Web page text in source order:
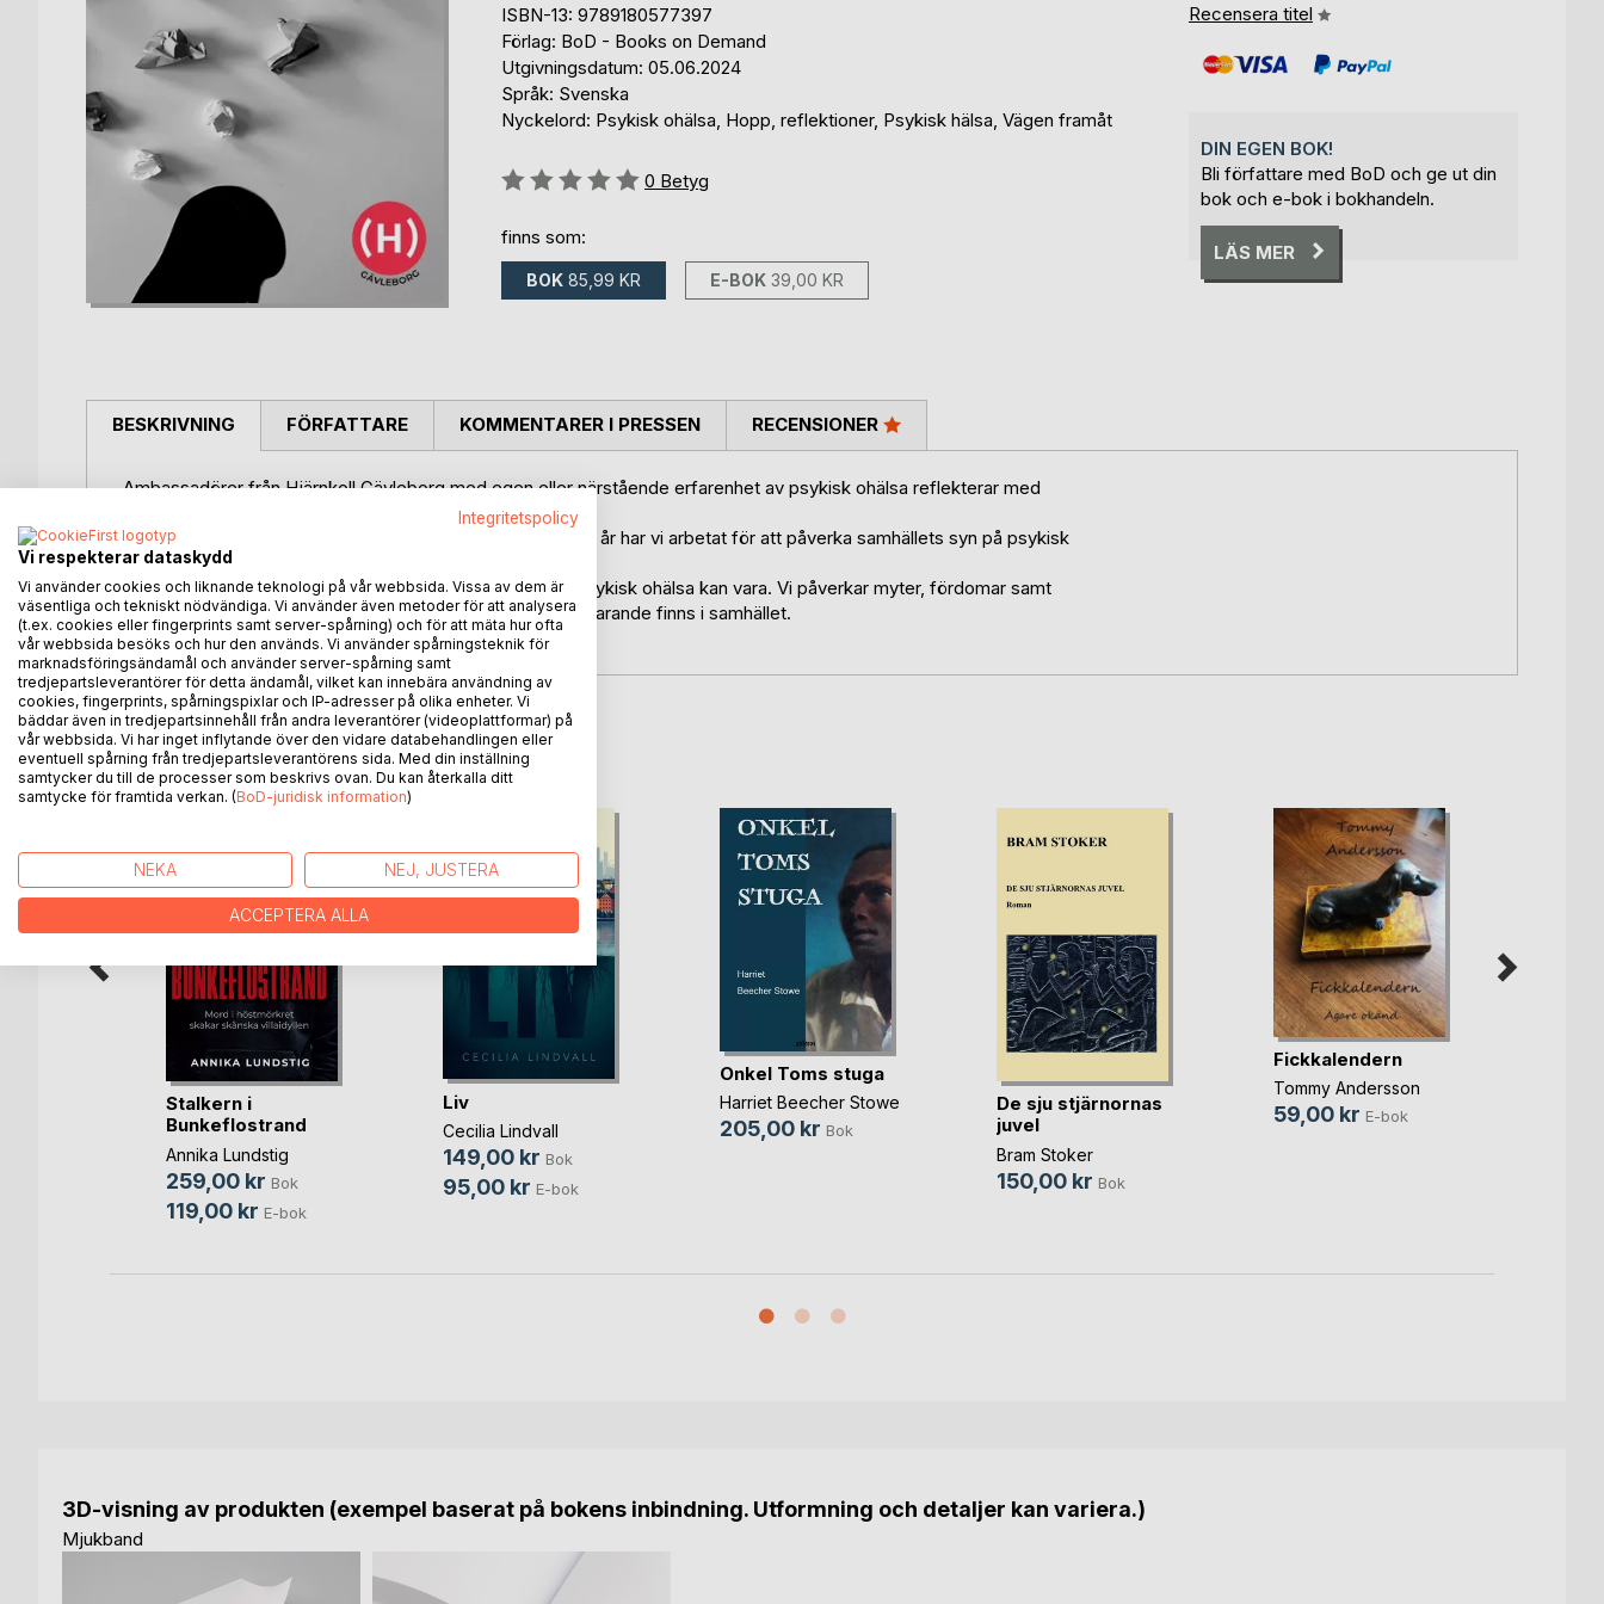
ISBN-13: 9789180577397
Förlag: BoD - Books on Demand
Utgivningsdatum: 05.06.2024
Språk: Svenska
Nyckelord: Psykisk ohälsa, Hopp, reflektioner, Psykisk hälsa, Vägen framåt
Betyg::
0 Betyg
finns som:
BOK 85,99 KR E-BOK 39,00 KR
Recensera titel
DIN EGEN BOK!
Bli författare med BoD och ge ut din
bok och e-bok i bokhandeln.
LÄS MER
BESKRIVNING
Ambassadörer från Hjärnkoll Gävleborg med egen eller närstående erfarenhet av psykisk ohälsa reflekterar med
Anledningen är att vi vill fira Hjärnkolls 15 års dag 2024. I 15 år har vi arbetat för att påverka samhällets syn på psykisk
hälsa.
Vi sprider hopp och kunskap om vad psykisk hälsa och psykisk ohälsa kan vara. Vi påverkar myter, fördomar samt
arbetar för att påverka den stigmatisering som tyvärr fortfarande finns i samhället.
Vi vågar dela våra personliga upplevelser och berättelser!
FÖRFATTARE KOMMENTARER I PRESSEN RECENSIONER
ANDRA TITLAR HOSBoD
Stalkern i
Bunkeflostrand
Annika Lundstig
259,00 kr Bok
119,00 kr E-bok
Liv
Cecilia Lindvall
149,00 kr Bok
95,00 kr E-bok
Onkel Toms stuga
Harriet Beecher Stowe
205,00 kr Bok
De sju stjärnornas
juvel
Bram Stoker
150,00 kr Bok
Fickkalendern
Tommy Andersson
59,00 kr E-bok
3D-visning av produkten (exempel baserat på bokens inbindning. Utformning och detaljer kan variera.)
Mjukband
Integritetspolicy
Vi respekterar dataskydd
Vi använder cookies och liknande teknologi på vår webbsida. Vissa av dem är
väsentliga och tekniskt nödvändiga. Vi använder även metoder för att analysera
(t.ex. cookies eller fingerprints samt server-spårning) och för att mäta hur ofta
vår webbsida besöks och hur den används. Vi använder spårningsteknik för
marknadsföringsändamål och använder server-spårning samt
tredjepartsleverantörer för detta ändamål, vilket kan innebära användning av
cookies, fingerprints, spårningspixlar och IP-adresser på olika enheter. Vi
bäddar även in tredjepartsinnehåll från andra leverantörer (videoplattformar) på
vår webbsida. Vi har inget inflytande över den vidare databehandlingen eller
eventuell spårning från tredjepartsleverantörens sida. Med din inställning
samtycker du till de processer som beskrivs ovan. Du kan återkalla ditt
samtycke för framtida verkan. (BoD-juridisk information)
NEKA NEJ, JUSTERA
ACCEPTERA ALLA